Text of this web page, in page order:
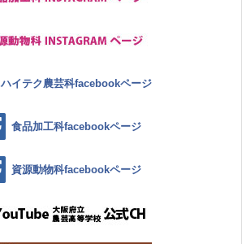
ハイテク農芸科facebookページ
食品加工科facebookページ
資源動物科facebookページ